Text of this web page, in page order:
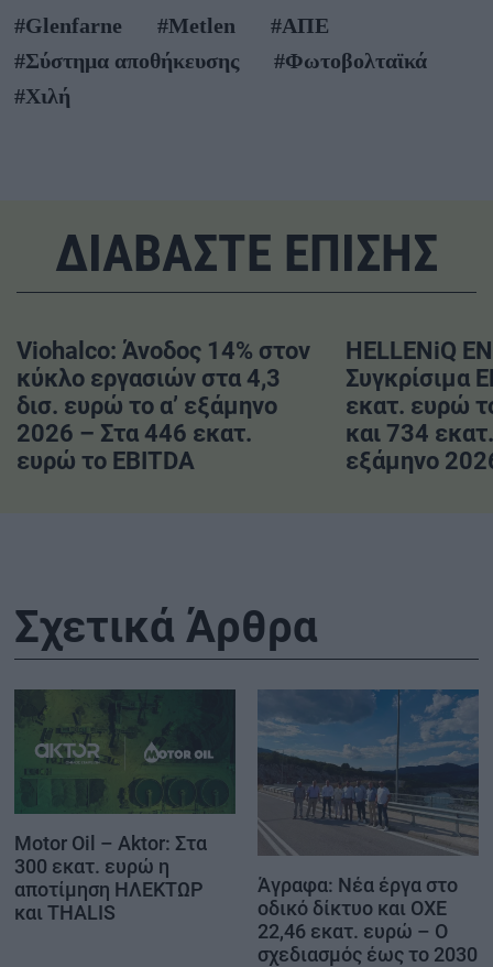
#Glenfarne #Metlen
#ΑΠΕ
#Σύστημα αποθήκευσης
#Φωτοβολταϊκά
#Χιλή
ΔΙΑΒΑΣΤΕ ΕΠΙΣΗΣ
Viohalco: Άνοδος 14% στον
κύκλο εργασιών στα 4,3
δισ. ευρώ το α’ εξάμηνο
2026 – Στα 446 εκατ.
ευρώ το EBITDA
HELLENiQ
Συγκρίσιμα
εκατ. ευρώ
και 734
εξάμηνο
Σχετικά Άρθρα
Motor Oil – Aktor: Στα
300 εκατ. ευρώ η
αποτίμηση ΗΛΕΚΤΩΡ
και THALIS
Άγραφα: Νέα έργα στο
οδικό δίκτυο και ΟΧΕ
22,46 εκατ. ευρώ – Ο
σχεδιασμός έως το 2030